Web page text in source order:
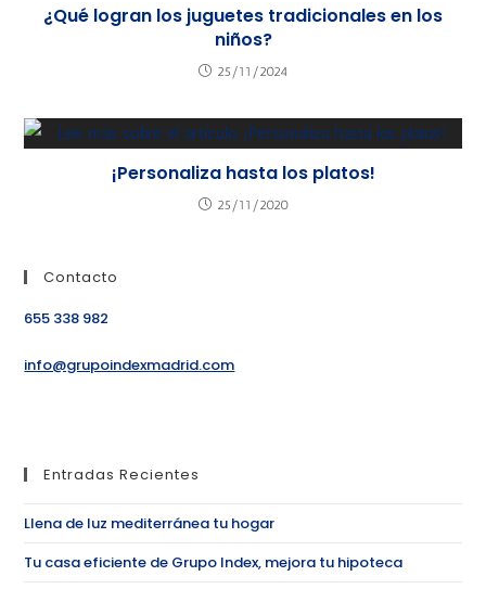
¿Qué logran los juguetes tradicionales en los
niños?
25/11/2024
¡Personaliza hasta los platos!
25/11/2020
Contacto
655 338 982
info@grupoindexmadrid.com
Entradas Recientes
Llena de luz mediterránea tu hogar
Tu casa eficiente de Grupo Index, mejora tu hipoteca